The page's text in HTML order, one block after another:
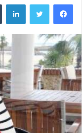
فيسبوك لينكدإن